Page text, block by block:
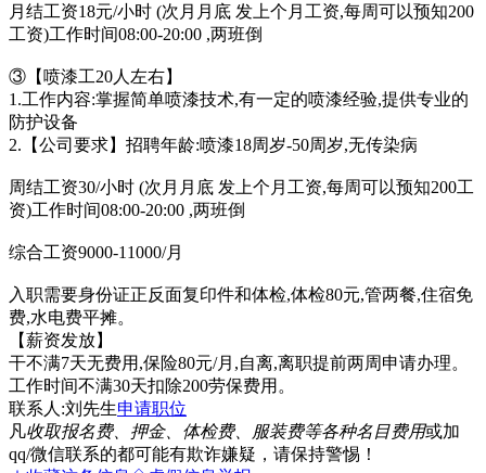
月结工资18元/小时 (次月月底 发上个月工资,每周可以预知200
工资)工作时间08:00-20:00 ,两班倒
③【喷漆工20人左右】
1.工作内容:掌握简单喷漆技术,有一定的喷漆经验,提供专业的
防护设备
2.【公司要求】招聘年龄:喷漆18周岁-50周岁,无传染病
周结工资30/小时 (次月月底 发上个月工资,每周可以预知200工
资)工作时间08:00-20:00 ,两班倒
综合工资9000-11000/月
入职需要身份证正反面复印件和体检,体检80元,管两餐,住宿免
费,水电费平摊。
【薪资发放】
干不满7天无费用,保险80元/月,自离,离职提前两周申请办理。
工作时间不满30天扣除200劳保费用。
联系人:刘先生申请职位
凡收取报名费、押金、体检费、服装费等各种名目费用或加
qq/微信联系的都可能有欺诈嫌疑，请保持警惕！